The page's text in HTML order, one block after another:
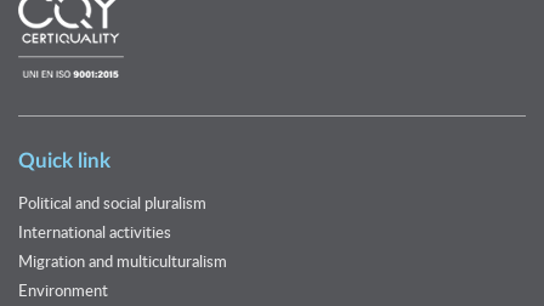
Quick link
Political and social pluralism
International activities
Migration and multiculturalism
Environment